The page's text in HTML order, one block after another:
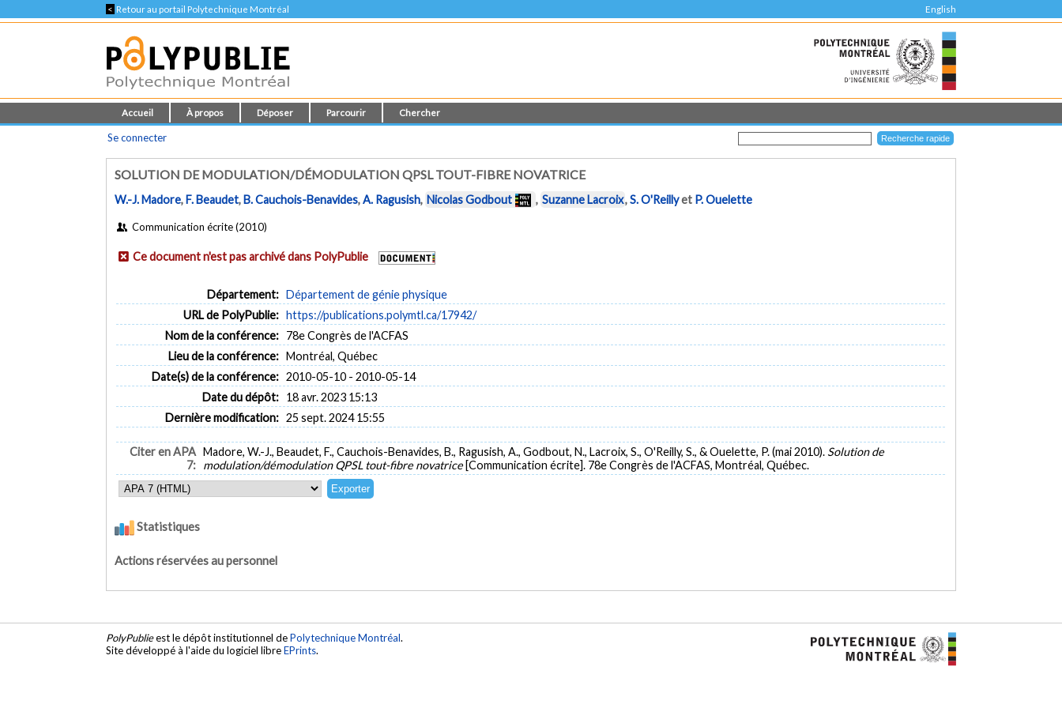
< Retour au portail Polytechnique Montréal English
Accueil À propos Déposer Parcourir Chercher
Se connecter
SOLUTION DE MODULATION/DÉMODULATION QPSL TOUT-FIBRE NOVATRICE
W.-J. Madore,F. Beaudet,B. Cauchois-Benavides,A. Ragusish, Nicolas Godbout , Suzanne Lacroix,S. O'Reillyet P. Ouelette
Communication écrite (2010)
Ce document n'est pas archivé dans PolyPublie
Département: Département de génie physique
URL de PolyPublie: https://publications.polymtl.ca/17942/
Nom de la conférence: 78e Congrès de l'ACFAS
Lieu de la conférence: Montréal, Québec
Date(s) de la conférence: 2010-05-10 - 2010-05-14
Date du dépôt: 18 avr. 2023 15:13
Dernière modification: 25 sept. 2024 15:55
Citer en APA
7:
Madore, W.-J., Beaudet, F., Cauchois-Benavides, B., Ragusish, A., Godbout, N., Lacroix, S., O'Reilly, S., & Ouelette, P. (mai 2010). Solution de
modulation/démodulation QPSL tout-fibre novatrice [Communication écrite]. 78e Congrès de l'ACFAS, Montréal, Québec.
Statistiques
Actions réservées au personnel
PolyPublieest le dépôt institutionnel dePolytechnique Montréal.
Site développé à l'aide du logiciel libreEPrints.